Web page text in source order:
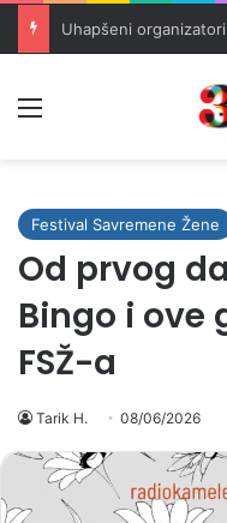
Festival Savremene Žene
Od prvog
Bingo i ove
FSŽ-a
Tarik H. 08/06/2026